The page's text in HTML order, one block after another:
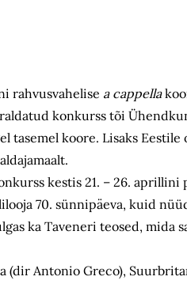
rahvusvahelise a cappella
konkurss tõi
tasemel koore. Lisaks
kestis 21. – 26.
70. sünnipäeva, kuid
ka Taveneri teosed, mida
(dir Antonio Greco),